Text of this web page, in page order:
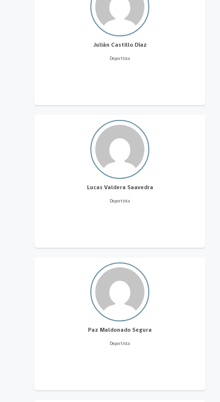
Julián Castillo Díaz
Deportista
Lucas Valdera Saavedra
Deportista
Paz Maldonado Segura
Deportista